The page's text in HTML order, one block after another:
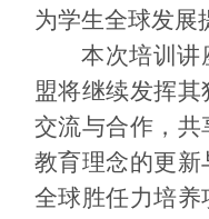
为学生全球发展
本次培训讲
盟将继续发挥
交流与合作，
教育理念的更新
全球胜任力培